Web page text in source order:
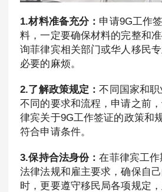
1.材料准备充分： 申请9G工作
料，一定要确保材料的完整和
询菲律宾相关部门或华人移民
必要的麻烦。
2.了解政策规定：不同国家和
不同的要求和流程，申请之前
律宾关于9G工作签证的政策和
符合申请条件。
3.保持合法身份：在菲律宾工
法律法规和雇主要求，确保自
时，更要遵守移民局各项规定